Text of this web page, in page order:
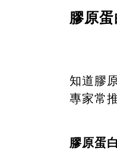
膠原
知道膠
專家常
膠原蛋